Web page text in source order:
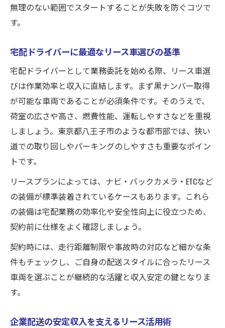
無理のない範囲でスタートすることが失敗を防ぐコツで
す。
宅配ドライバーに最適なリース車選びの基準
宅配ドライバーとして業務委託を始める際、リース車選
びは作業効率と収入に直結します。まず黒ナンバー取得
が可能な車両であることが必須条件です。そのうえで、
荷室の広さや高さ、燃費性能、運転しやすさなどを重視
しましょう。東京都八王子市のような都市部では、狭い
道での取り回しやパーキングのしやすさも重要なポイン
トです。
リースプランによっては、ナビ・バックカメラ・ETCなど
の装備が標準装着されているケースもあります。これら
の装備は宅配業務の効率化や安全性向上に役立つため、
契約前に仕様をよく確認しましょう。
契約時には、走行距離制限や事故時の対応など細かな条
件もチェックし、ご自身の配送スタイルに合ったリース
車両を選ぶことが継続的な活躍と収入安定の鍵となりま
す。
企業配送の安定収入を支えるリース活用術